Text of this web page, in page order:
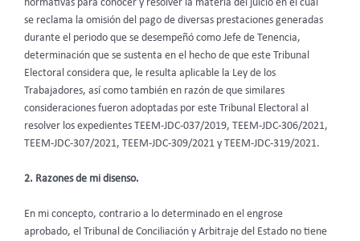
normativas para conocer y resolver la materia del juicio en el cual
se reclama la omisión del pago de diversas prestaciones generadas
durante el periodo que se desempeñó como Jefe de Tenencia,
determinación que se sustenta en el hecho de que este Tribunal
Electoral considera que, le resulta aplicable la Ley de los
Trabajadores, así como también en razón de que similares
consideraciones fueron adoptadas por este Tribunal Electoral al
resolver los expedientes TEEM-JDC-037/2019, TEEM-JDC-306/2021,
TEEM-JDC-307/2021, TEEM-JDC-309/2021 y TEEM-JDC-319/2021.
2. Razones de mi disenso.
En mi concepto, contrario a lo determinado en el engrose
aprobado, el Tribunal de Conciliación y Arbitraje del Estado no tiene